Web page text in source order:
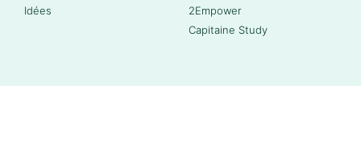
Idées
2Empower
Capitaine Study